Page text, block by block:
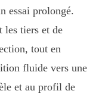
essai prolongé.
les tiers et de
tout en
fluide vers une
et au profil de